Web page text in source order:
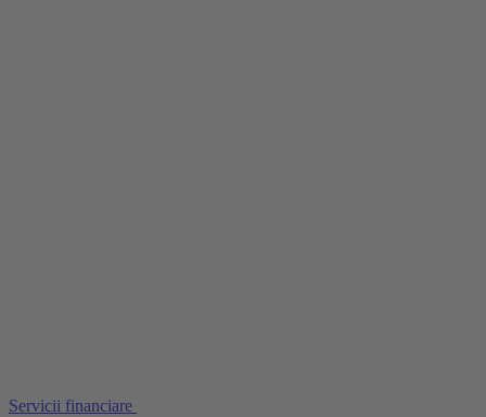
Servicii financiare